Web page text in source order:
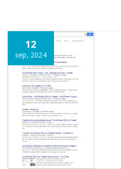
12
sep, 2024